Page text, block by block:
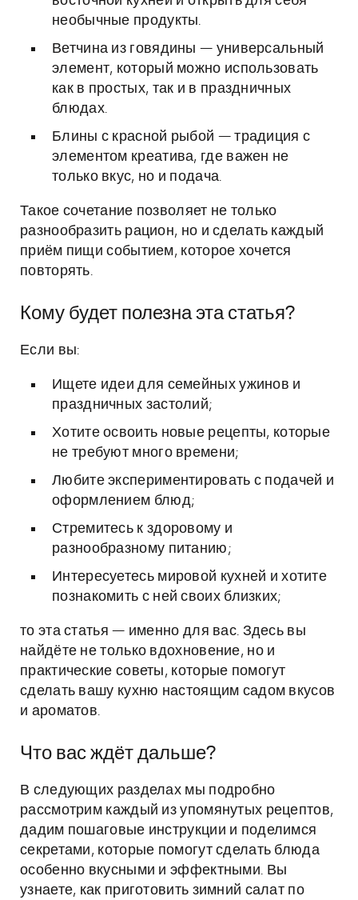
необычные продукты.
Ветчина из говядины — универсальный
элемент, который можно использовать
как в простых, так и в праздничных
блюдах.
Блины с красной рыбой — традиция с
элементом креатива, где важен не
только вкус, но и подача.
Такое сочетание позволяет не только
разнообразить рацион, но и сделать каждый
приём пищи событием, которое хочется
повторять.
Кому будет полезна эта статья?
Если вы:
Ищете идеи для семейных ужинов и
праздничных застолий;
Хотите освоить новые рецепты, которые
не требуют много времени;
Любите экспериментировать с подачей и
оформлением блюд;
Стремитесь к здоровому и
разнообразному питанию;
Интересуетесь мировой кухней и хотите
познакомить с ней своих близких;
то эта статья — именно для вас. Здесь вы
найдёте не только вдохновение, но и
практические советы, которые помогут
сделать вашу кухню настоящим садом вкусов
и ароматов.
Что вас ждёт дальше?
В следующих разделах мы подробно
рассмотрим каждый из упомянутых рецептов,
дадим пошаговые инструкции и поделимся
секретами, которые помогут сделать блюда
особенно вкусными и эффектными. Вы
узнаете, как приготовить зимний салат по